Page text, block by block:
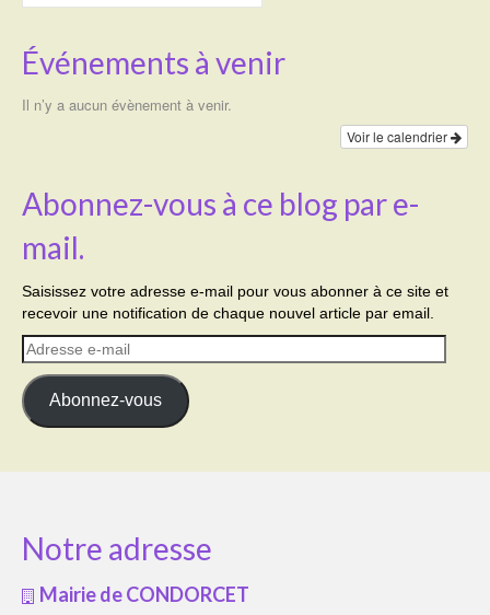
Événements à venir
Il n’y a aucun évènement à venir.
Voir le calendrier
Abonnez-vous à ce blog par e-
mail.
Saisissez votre adresse e-mail pour vous abonner à ce site et
recevoir une notification de chaque nouvel article par email.
Adresse
e-
mail
Abonnez-vous
Notre adresse
Mairie de CONDORCET